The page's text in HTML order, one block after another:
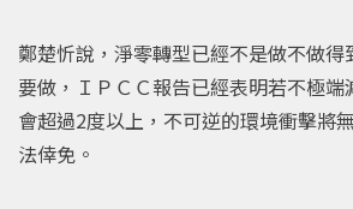
鄭楚忻說，淨零轉型已經不是做不做
要做，ＩＰＣＣ報告已經表明若不極端
會超過2度以上，不可逆的環境衝擊將
法倖免。